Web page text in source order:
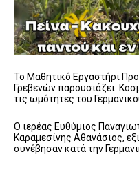
Το Μαθητικό Εργαστήρι
Γρεβενών παρουσιάζει:
τις ωμότητες του
Ο ιερέας Ευθύμιος
Καραμεσίνης Αθανάσιος,
συνέβησαν κατά την